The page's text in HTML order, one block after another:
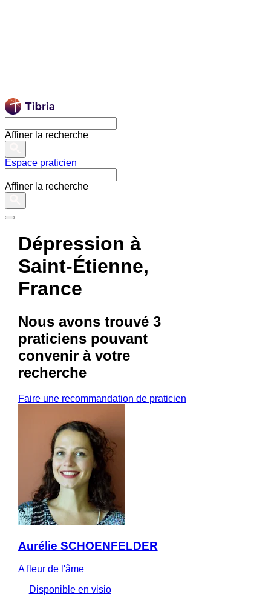
Affiner la recherche
Espace praticien
Affiner la recherche
Dépression à
Saint-Étienne,
France
Nous avons trouvé 3
praticienspouvant
convenir à votre
recherche
Faire une recommandation de praticien
Aurélie SCHOENFELDER
A fleur de l'âme
Disponible en visio